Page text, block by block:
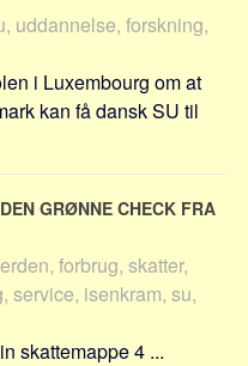
uddannelse, forskning,
i Luxembourg om at
kan få dansk SU til
GRØNNE CHECK FRA
forbrug, skatter,
service, isenkram, su,
skattemappe 4 ...